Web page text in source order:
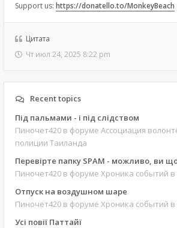
Support us: https://donatello.to/MonkeyBeach
Цитата
Чт июл 24, 2025 8:22 pm
Recent topics
Під пальмами - і під слідством
Пиночет420 в форуме Ассоциация
полиции Таиланда
Перевірте папку SPAM - можливо, ви
Пиночет420 в форуме Хроника событий
Отпуск на воздушном шаре
Пиночет420 в форуме Хроника событий
Усі повії Паттайї